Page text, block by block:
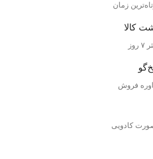
زمان
کالا
فروش
کادویی